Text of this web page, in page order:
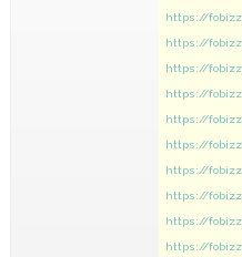
https://
https://
https://
https://
https://
https://
https://
https://
https://
https://